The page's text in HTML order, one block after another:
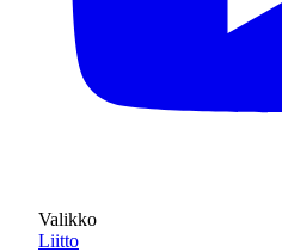
Valikko
Liitto